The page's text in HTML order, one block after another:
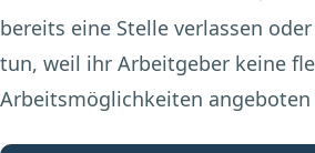
bereits eine Stelle verlassen
tun, weil ihr Arbeitgeber keine
Arbeitsmöglichkeiten angeboten